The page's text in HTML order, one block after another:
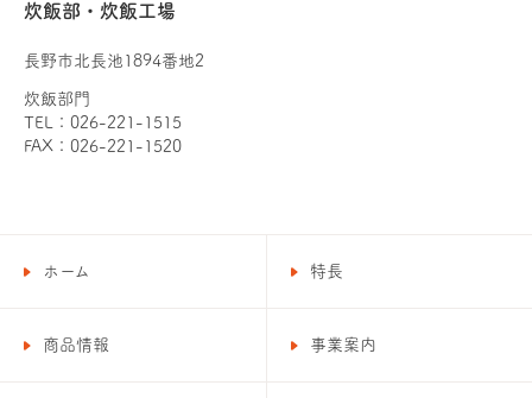
炊飯部・炊飯工場
長野市北長池1894番地2
炊飯部門
TEL：026-221-1515
FAX：026-221-1520
ホーム 特長
商品情報 事業案内